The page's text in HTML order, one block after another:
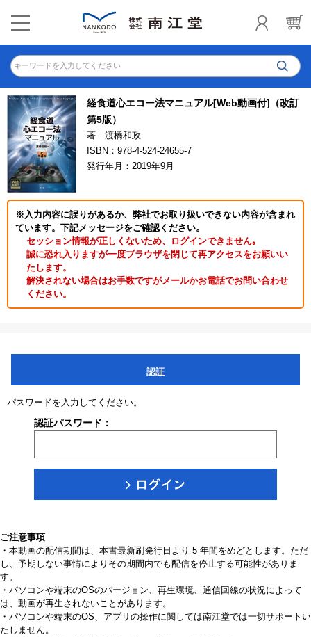
キーワードを入力してください
経食道心エコー法マニュアル[Web動画付]（改訂
第5版）
著 渡橋和政
ISBN：978-4-524-24655-7
発行年月：2019年9月
※入力内容に誤りがあるか、弊社でお取り扱いできない内容が含まれ
ています。下記メッセージをご確認ください。
セッション情報が正しくないため、ログインできません｡
誠に恐れ入りますが一度ブラウザを閉じて再アクセスをお願いい
たします。
解決されない場合はお手数ですがメールかお電話でお問い合わせ
ください。
認証
パスワードを入力してください。
認証パスワード：
ご注意事項
・本動画の配信期間は、本書最新刷発行日より 5 年間をめどとします。ただ
し、予期しない事情によりその期間内でも配信を停止する可能性がありま
す。
・パソコンや端末のOSのバージョン、再生環境、通信回線の状況によって
は、動画が再生されないことがあります。
・パソコンや端末のOS、アプリの操作に関しては南江堂では一切サポートい
たしません。